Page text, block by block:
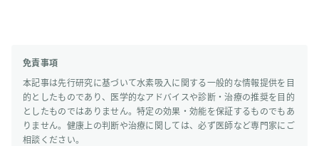
免責事項
本記事は先行研究に基づいて水素吸入に関する一般的な情報提供を目
的としたものであり、医学的なアドバイスや診断・治療の推奨を目的
としたものではありません。特定の効果・効能を保証するものでもあ
りません。健康上の判断や治療に関しては、必ず医師など専門家にご
相談ください。